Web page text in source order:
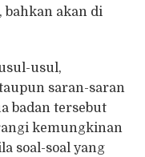
akan di
usul,
saran-saran
badan tersebut
kemungkinan
soal-soal yang